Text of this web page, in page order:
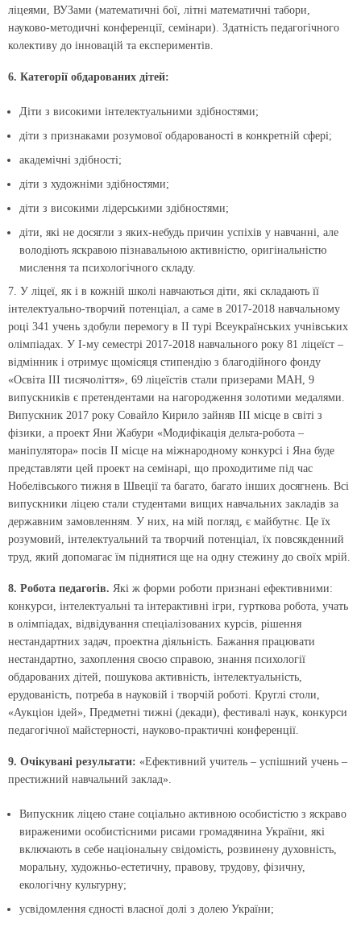
ліцеями, ВУЗами (математичні бої, літні математичні табори,
науково-методичні конференції, семінари). Здатність педагогічного
колективу до інновацій та експериментів.
6. Категорії обдарованих дітей:
Діти з високими інтелектуальними здібностями;
діти з признаками розумової обдарованості в конкретній сфері;
академічні здібності;
діти з художніми здібностями;
діти з високими лідерськими здібностями;
діти, які не досягли з яких-небудь причин успіхів у навчанні, але
володіють яскравою пізнавальною активністю, оригінальністю
мислення та психологічного складу.
7. У ліцеї, як і в кожній школі навчаються діти, які складають її
інтелектуально-творчий потенціал, а саме в 2017-2018 навчальному
році 341 учень здобули перемогу в ІІ турі Всеукраїнських учнівських
олімпіадах. У І-му семестрі 2017-2018 навчального року 81 ліцеїст –
відмінник і отримує щомісяця стипендію з благодійного фонду
«Освіта ІІІ тисячоліття», 69 ліцеїстів стали призерами МАН, 9
випускників є претендентами на нагородження золотими медалями.
Випускник 2017 року Совайло Кирило зайняв ІІІ місце в світі з
фізики, а проект Яни Жабури «Модифікація дельта-робота –
маніпулятора» посів ІІ місце на міжнародному конкурсі і Яна буде
представляти цей проект на семінарі, що проходитиме під час
Нобелівського тижня в Швеції та багато, багато інших досягнень. Всі
випускники ліцею стали студентами вищих навчальних закладів за
державним замовленням. У них, на мій погляд, є майбутнє. Це їх
розумовий, інтелектуальний та творчий потенціал, їх повсякденний
труд, який допомагає їм піднятися ще на одну стежину до своїх мрій.
8. Робота педагогів. Які ж форми роботи признані ефективними:
конкурси, інтелектуальні та інтерактивні ігри, гурткова робота, учать
в олімпіадах, відвідування спеціалізованих курсів, рішення
нестандартних задач, проектна діяльність. Бажання працювати
нестандартно, захоплення своєю справою, знання психології
обдарованих дітей, пошукова активність, інтелектуальність,
ерудованість, потреба в науковій і творчій роботі. Круглі столи,
«Аукціон ідей», Предметні тижні (декади), фестивалі наук, конкурси
педагогічної майстерності, науково-практичні конференції.
9. Очікувані результати: «Ефективний учитель – успішний учень –
престижний навчальний заклад».
Випускник ліцею стане соціально активною особистістю з яскраво
вираженими особистісними рисами громадянина України, які
включають в себе національну свідомість, розвинену духовність,
моральну, художньо-естетичну, правову, трудову, фізичну,
екологічну культурну;
усвідомлення єдності власної долі з долею України;